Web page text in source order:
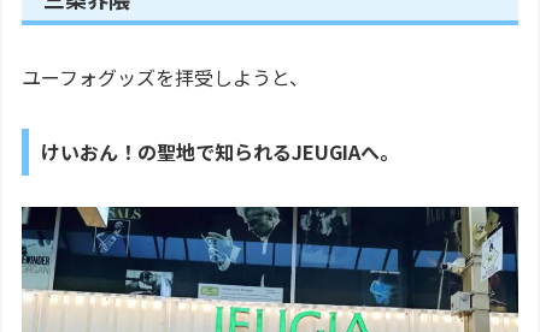
ユーフォグッズを拝受しようと、
けいおん！の聖地で知られるJEUGIAへ。